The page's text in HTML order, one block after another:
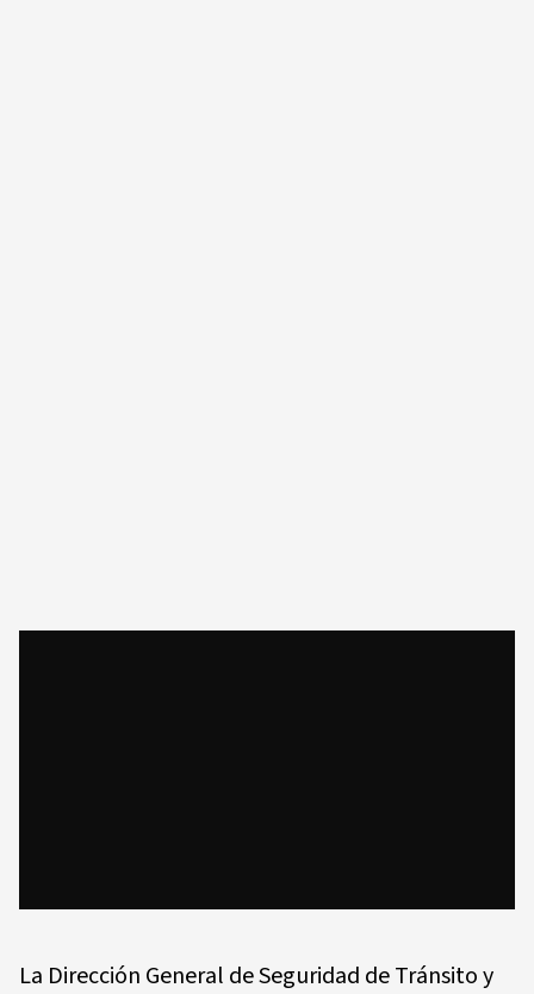
La Dirección General de Seguridad de Tránsito y